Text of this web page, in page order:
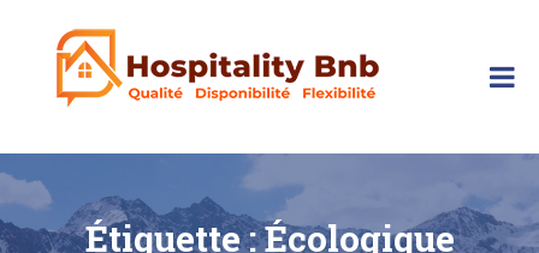
contenthospitalitybnb
Étiquette :Écologique